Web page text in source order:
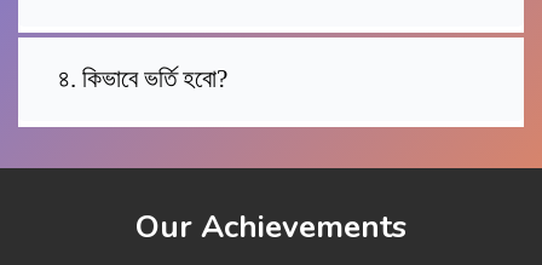
৪. কিভাবে ভর্তি হবো?
Our Achievements